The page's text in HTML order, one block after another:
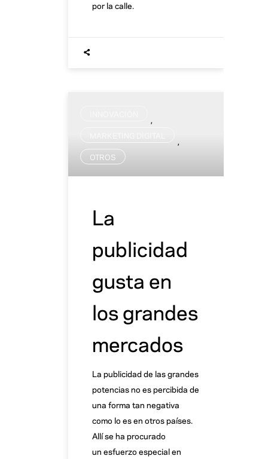
por la calle.
,
,
OTROS
La
publicidad
gusta en
los grandes
mercados
La publicidad de las grandes
potencias no es percibida de
una forma tan negativa
como lo es en otros países.
Allí se ha procurado
un esfuerzo especial en